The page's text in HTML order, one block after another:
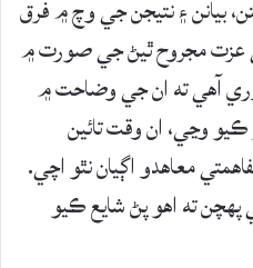
بيانن ۽ نتيجن جي وچ ۾ فرق
عزت مجروح ٿيڻ جي صورت ۾
آهي ته ان جي وضاحت ۾
ڪيو وڃي، ان وقت تائين
معاهدو اڳيان نٿو اچي.
ته اهو پڻ شايع ڪيو